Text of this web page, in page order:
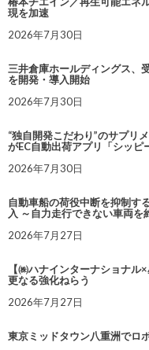
現を加速
2026年7月30日
三井倉庫ホールディングス、
を開発・導入開始
2026年7月30日
“独自開発こだわり”のサプリ
がEC自動出荷アプリ「シッピ
2026年7月30日
自動車船の荷役中断を抑制す
入 ～自力走行できない車両を
2026年7月27日
【㈱ハナインターナショナ
更なる強化ねらう
2026年7月27日
東京ミッドタウン八重洲でロ